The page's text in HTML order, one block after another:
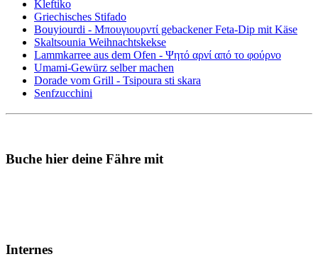
Kleftiko
Griechisches Stifado
Bouyiourdi - Μπουγιουρντί gebackener Feta-Dip mit Käse
Skaltsounia Weihnachtskekse
Lammkarree aus dem Ofen - Ψητό αρνί από το φούρνο
Umami-Gewürz selber machen
Dorade vom Grill - Tsipoura sti skara
Senfzucchini
Buche hier deine Fähre mit
Internes